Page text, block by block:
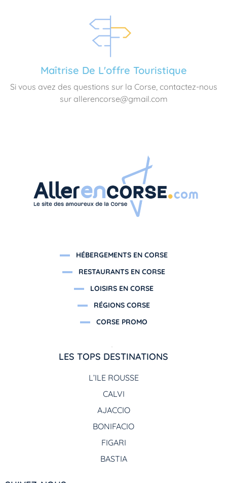
Maîtrise De L'offre Touristique
Si vous avez des questions sur la Corse, contactez-nous
sur allerencorse@gmail.com
HÉBERGEMENTS EN CORSE
RESTAURANTS EN CORSE
LOISIRS EN CORSE
RÉGIONS CORSE
CORSE PROMO
LES TOPS DESTINATIONS
L’ILE ROUSSE
CALVI
AJACCIO
BONIFACIO
FIGARI
BASTIA